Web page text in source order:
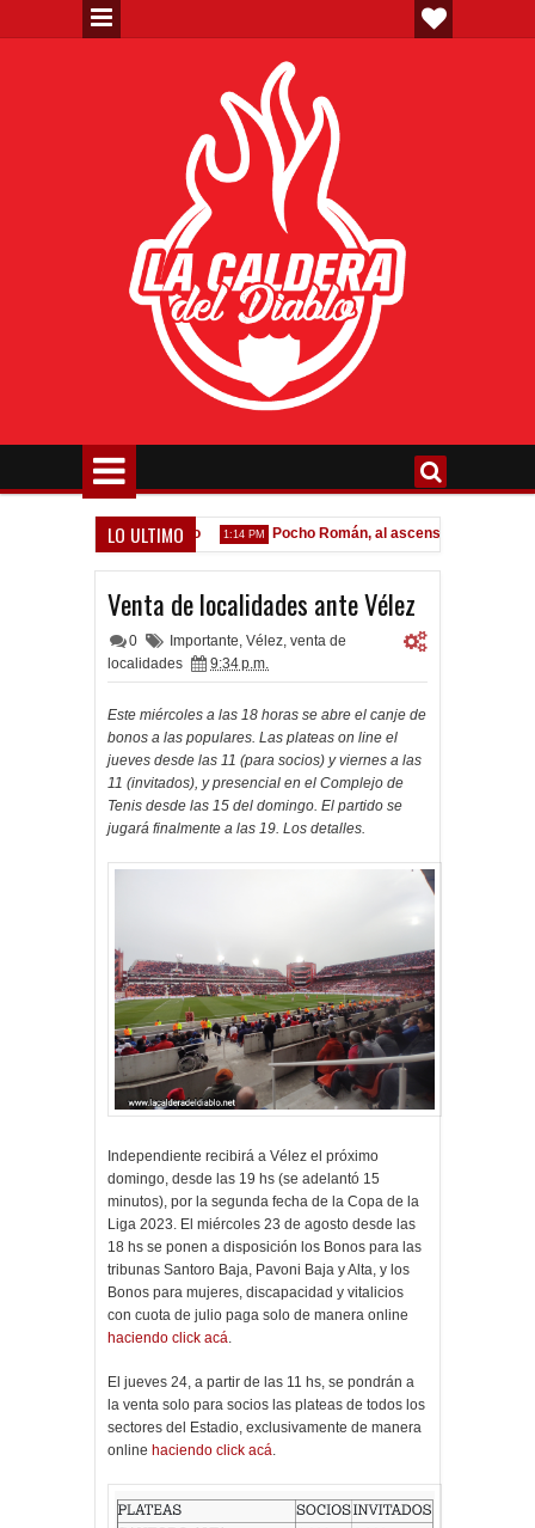
LO ULTIMO
formal por Lomónaco 1:14 PM Pocho Román, al ascenso holandés
Venta de localidades ante Vélez
0 Importante, Vélez, venta de
localidades
9:34 p.m.
Este miércoles a las 18 horas se abre el canje de
bonos a las populares. Las plateas on line el
jueves desde las 11 (para socios) y viernes a las
11 (invitados), y presencial en el Complejo de
Tenis desde las 15 del domingo. El partido se
jugará finalmente a las 19. Los detalles.
Independiente recibirá a Vélez el próximo
domingo, desde las 19 hs (se adelantó 15
minutos), por la segunda fecha de la Copa de la
Liga 2023. El miércoles 23 de agosto desde las
18 hs se ponen a disposición los Bonos para las
tribunas Santoro Baja, Pavoni Baja y Alta, y los
Bonos para mujeres, discapacidad y vitalicios
con cuota de julio paga solo de manera online
haciendo click acá.
El jueves 24, a partir de las 11 hs, se pondrán a
la venta solo para socios las plateas de todos los
sectores del Estadio, exclusivamente de manera
online haciendo click acá.